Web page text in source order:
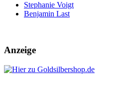
Stephanie Voigt
Benjamin Last
Anzeige